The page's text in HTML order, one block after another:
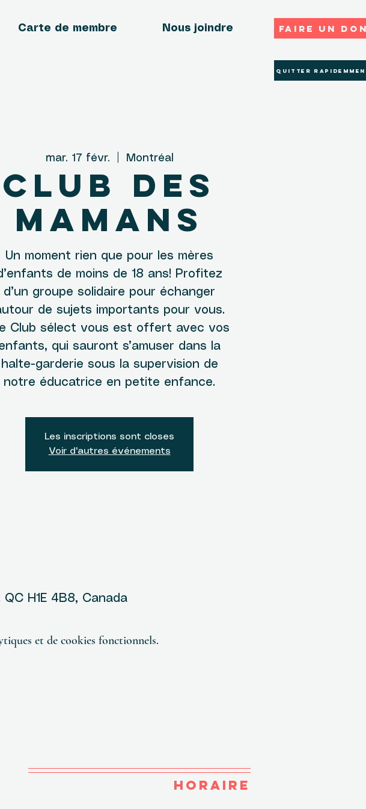
Carte de membre Nous joindre Faire un
Quitter
mar. 17 févr. Montréal
Club des
mamans
Un moment rien que pour les mères
de moins de 18 ans! Profitez
d’un groupe solidaire pour échanger
de sujets importants pour vous.
Club sélect vous est offert avec vos
qui sauront s’amuser dans la
halte-garderie sous la supervision de
notre éducatrice en petite enfance.
Les inscriptions sont closes
Voir d'autres événements
H1E 4B8, Canada
et de cookies fonctionnels.
HORAIRE